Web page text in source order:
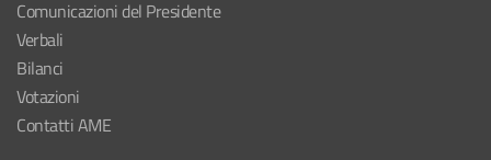
Comunicazioni del Presidente
Verbali
Bilanci
Votazioni
Contatti AME